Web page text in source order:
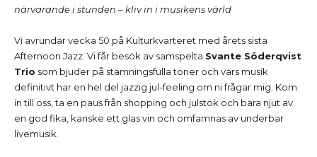
närvarande i stunden – kliv in i musikens värld
Vi avrundar vecka 50 på Kulturkvarteret med årets sista
Afternoon Jazz. Vi får besök av samspelta Svante Söderqvist
Trio som bjuder på stämningsfulla toner och vars musik
definitivt har en hel del jazzig jul-feeling om ni frågar mig. Kom
in till oss, ta en paus från shopping och julstök och bara njut av
en god fika, kanske ett glas vin och omfamnas av underbar
livemusik.